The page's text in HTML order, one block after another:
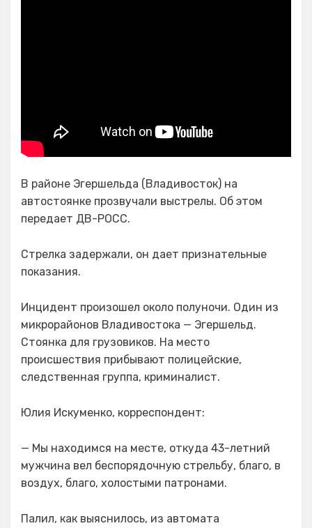
В районе Эгершельда (Владивосток) на
автостоянке прозвучали выстрелы. Об этом
передает ДВ-РОСС.
Стрелка задержали, он дает признательные
показания.
Инцидент произошел около полуночи. Один из
микрорайонов Владивостока — Эгершельд.
Стоянка для грузовиков. На место
происшествия прибывают полицейские,
следственная группа, криминалист.
Юлия Искуменко, корреспондент:
— Мы находимся на месте, откуда 43-летний
мужчина вел беспорядочную стрельбу, благо, в
воздух, благо, холостыми патронами.
Палил, как выяснилось, из автомата